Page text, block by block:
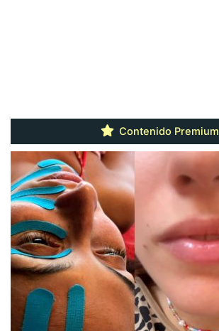
Contenido Premium